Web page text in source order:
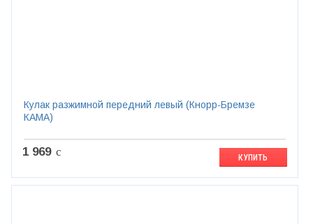
Кулак разжимной передний левый (Кнорр-Бремзе
КАМА)
1 969 c КУПИТЬ